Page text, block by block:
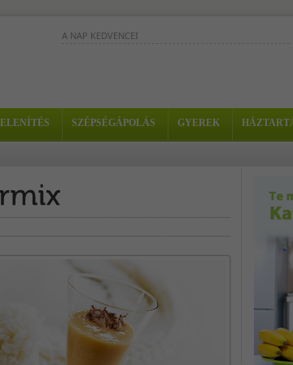
A NAP KEDVENCEI
Komplett, vitamindús
egyetlen pohárban. -
Hozzávalók: - 1/4 ananász - 1 alma - 1 dl tej
amellyel helyettesíthető akár a reggeli
SZÉPSÉGÁPOLÁS GYEREK